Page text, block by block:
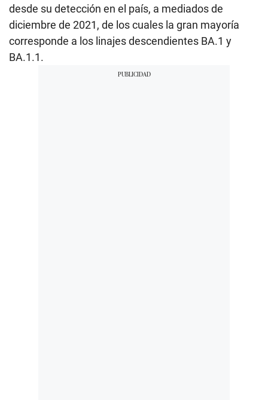
desde su detección en el país, a mediados de
diciembre de 2021, de los cuales la gran mayoría
corresponde a los linajes descendientes BA.1 y
BA.1.1.